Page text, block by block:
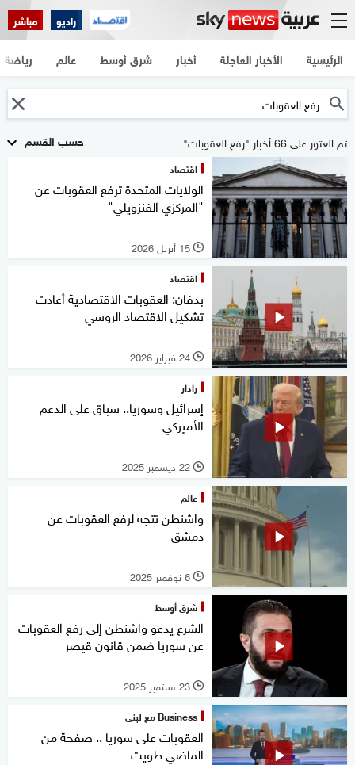
راديو مباشر
الرئيسية الأخبار العاجلة أخبار شرق أوسط عالم رياضة
حسب القسم تم العثور على 66 أخبار "رفع العقوبات"
اقتصاد
الولايات المتحدة ترفع العقوبات عن
"المركزي الفنزويلي"
l 15 أبريل 2026
اقتصاد
بدفان: العقوبات الاقتصادية أعادت
تشكيل الاقتصاد الروسي
l 24 فبراير 2026
رادار
إسرائيل وسوريا.. سباق على الدعم
الأميركي
l 22 ديسمبر 2025
عالم
واشنطن تتجه لرفع العقوبات عن
دمشق
l 6 نوفمبر 2025
شرق أوسط
الشرع يدعو واشنطن إلى رفع العقوبات
عن سوريا ضمن قانون قيصر
l 23 سبتمبر 2025
Business مع لبنى
العقوبات على سوريا .. صفحة من
الماضي طويت